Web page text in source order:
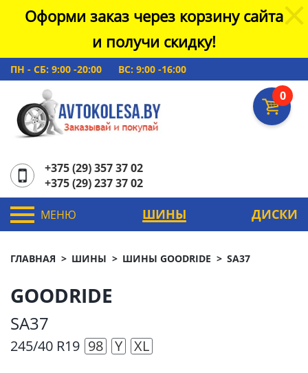
Оформи заказ через корзину сайта
и получи скидку!
ПН - СБ: 9:00 -20:00 ВС: 9:00 -16:00
0
+375 (29) 357 37 02
+375 (29) 237 37 02
МЕНЮ ШИНЫ ДИСКИ
ГЛАВНАЯ ШИНЫ ШИНЫ GOODRIDE SA37
GOODRIDE
SA37
245/40 R19 98 Y XL